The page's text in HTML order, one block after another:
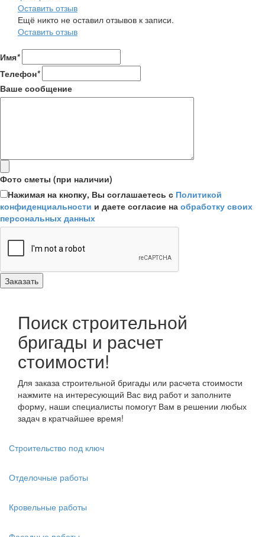
Оставить отзыв
Ещё никто не оставил отзывов к записи.
Оставить отзыв
Имя*
Телефон*
Ваше сообщение
Фото сметы (при наличии)
Нажимая на кнопку, Вы соглашаетесь с Политикой
конфиденциальности и даете согласие на обработку своих
персональных данных
Поиск строительной
бригады и расчет
стоимости!
Для заказа строительной бригады или расчета стоимости
нажмите на интересующий Вас вид работ и заполните
форму, наши специалисты помогут Вам в решении любых
задач в кратчайшее время!
Строительство под ключ
Отделочные работы
Кровельные работы